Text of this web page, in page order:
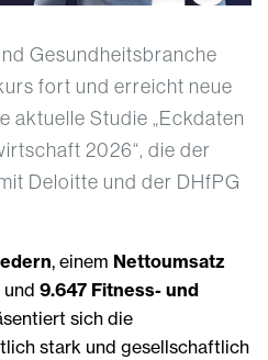
Gesundheitsbranche
fort und erreicht neue
aktuelle Studie „Eckdaten
2026“, die der
Deloitte und der DHfPG
, einem Nettoumsatz
und 9.647 Fitness- und
sich die
stark und gesellschaftlich